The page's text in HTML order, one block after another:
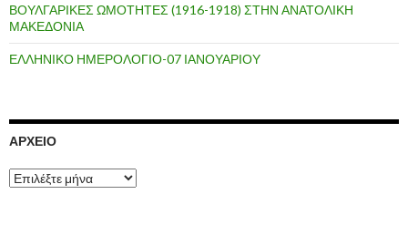
ΒΟΥΛΓΑΡΙΚΕΣ ΩΜΟΤΗΤΕΣ (1916-1918) ΣΤΗΝ ΑΝΑΤΟΛΙΚΗ
ΜΑΚΕΔΟΝΙΑ
ΕΛΛΗΝΙΚΟ ΗΜΕΡΟΛΟΓΙΟ-07 ΙΑΝΟΥΑΡΙΟΥ
ΑΡΧΕΊΟ
Α
ρ